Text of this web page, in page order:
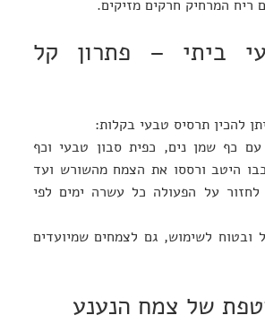
ריח המרחיק חרקים מזיקים.
ביתי – פתרון קל
להכין תרסיס טבעי בקלות:
כף שמן נים, כפית סבון טבעי וכף
היטב ורססו את הצמח מהשורש ועד
לחזור על הפעולה כל עשרה ימים לפי
ובטוח לשימוש, גם לצמחים שמיועדים
של צמח הנענע